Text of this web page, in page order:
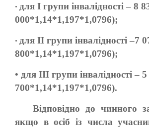
• для І групи інвалідності – 8
000*1,14*1,197*1,0796);
• для ІІ групи інвалідності –7
800*1,14*1,197*1,0796);
• для ІІІ групи інвалідності –
700*1,14*1,197*1,0796).
Відповідно до чинного
якщо в осіб із числа